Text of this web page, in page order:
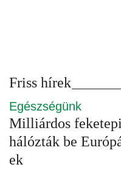
Friss hírek
Egészségünk
Milliárdos
hálózták be
ek